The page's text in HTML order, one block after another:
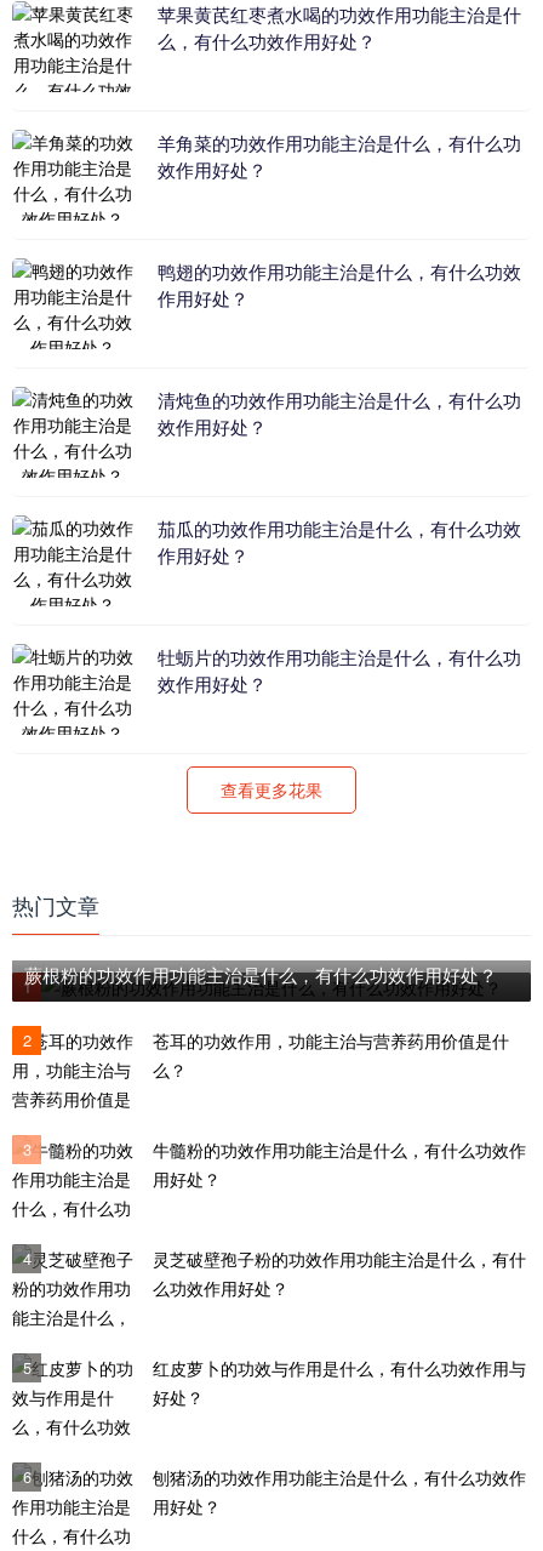
苹果黄芪红枣煮水喝的功效作用功能主治是什
么，有什么功效作用好处？
羊角菜的功效作用功能主治是什么，有什么功
效作用好处？
鸭翅的功效作用功能主治是什么，有什么功效
作用好处？
清炖鱼的功效作用功能主治是什么，有什么功
效作用好处？
茄瓜的功效作用功能主治是什么，有什么功效
作用好处？
牡蛎片的功效作用功能主治是什么，有什么功
效作用好处？
查看更多花果
热门文章
1
蕨根粉的功效作用功能主治是什么，有什么功效作用好处？
2
苍耳的功效作用，功能主治与营养药用价值是什
么？
3
牛髓粉的功效作用功能主治是什么，有什么功效作
用好处？
4
灵芝破壁孢子粉的功效作用功能主治是什么，有什
么功效作用好处？
5
红皮萝卜的功效与作用是什么，有什么功效作用与
好处？
6
刨猪汤的功效作用功能主治是什么，有什么功效作
用好处？